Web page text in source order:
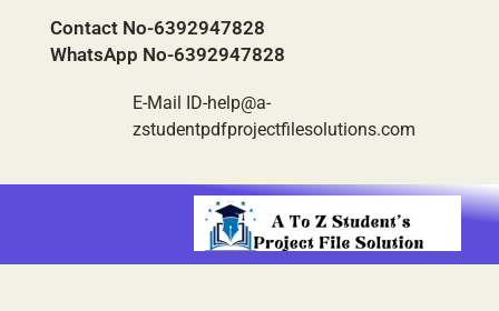
content
Contact No-6392947828
WhatsApp No-6392947828
E-Mail ID-help@a-
zstudentpdfprojectfilesolutions.com
o